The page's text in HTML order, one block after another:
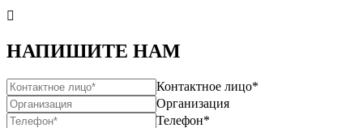

НАПИШИТЕ НАМ
Контактное лицо*
Организация
Телефон*